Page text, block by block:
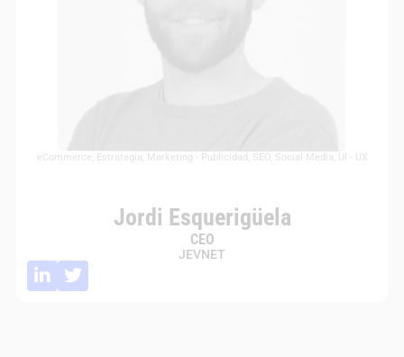
eCommerce Estrategia Marketing - Publicidad SEO, Social Media UI - UX
Jordi Esquerigüela
CEO
JEVNET